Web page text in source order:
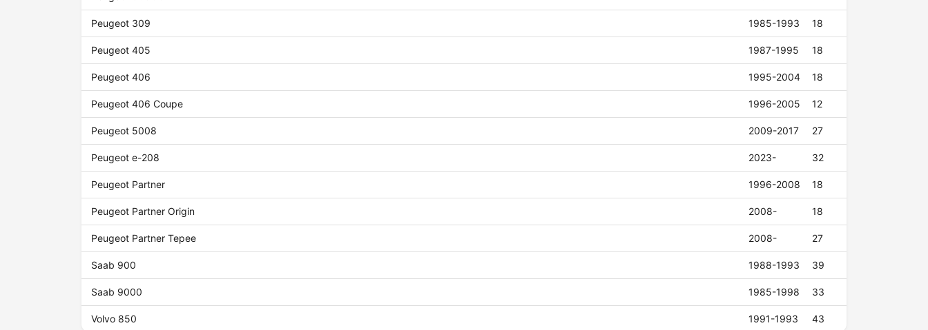
Peugeot 309 1985-1993 18
Peugeot 405 1987-1995 18
Peugeot 406 1995-2004 18
Peugeot 406 Coupe 1996-2005 12
Peugeot 5008 2009-2017 27
Peugeot e-208 2023- 32
Peugeot Partner 1996-2008 18
Peugeot Partner Origin 2008- 18
Peugeot Partner Tepee 2008- 27
Saab 900 1988-1993 39
Saab 9000 1985-1998 33
Volvo 850 1991-1993 43